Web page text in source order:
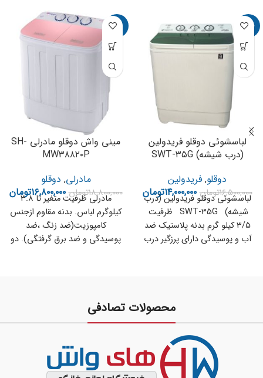
-15%
لباسشوئی دوقلو فریدولین
(درب شیشه) SWT-۳۵G
دوقلو, فریدولین
۱۶,۵۰۰,۰۰۰تومان ۱۴,۰۰۰,۰۰۰تومان
لباسشوئی دوقلو فریدولین (درب
شیشه) SWT-35G ظرفیت
۳/۵ کیلو گرم بدنه پلاستیک ضد
آب و پوسیدگی دارای پرزگیر درب
-11%
مینی واش دوقلو مادرلی SH-
MW۳۸۸۲۰P
مادرلی, دوقلو
۱۸,۸۰۰,۰۰۰تومان ۱۶,۸۰۰,۰۰۰تومان
مادرلی ظرفیت متغیر تا ۳.۸
کیلوگرم لباس. بدنه مقاوم ازجنس
کامپوزیت(ضد زنگ ،ضد
پوسیدگی و ضد برق گرفتگی). دو
محصولات تصادفی